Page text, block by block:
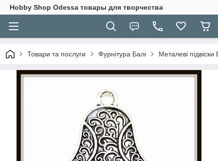
Hobbу Shop Odessa товары для творчества
Товари та послуги Фурнітура Балі Металеві підвіски